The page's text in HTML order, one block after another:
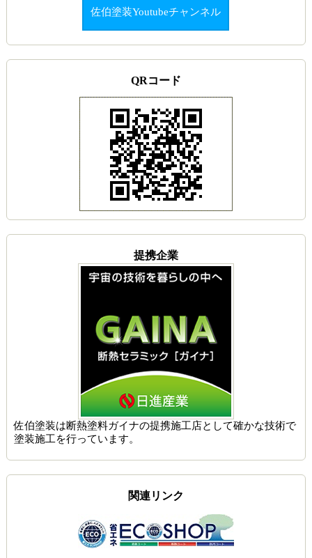
佐伯塗装Youtubeチャンネル
QRコード
提携企業
佐伯塗装は断熱塗料ガイナの提携施工店として確かな技術で
塗装施工を行っています。
関連リンク